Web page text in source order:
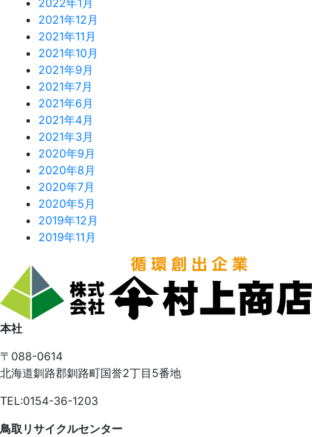
2022年1月
2021年12月
2021年11月
2021年10月
2021年9月
2021年7月
2021年6月
2021年4月
2021年3月
2020年9月
2020年8月
2020年7月
2020年5月
2019年12月
2019年11月
本社
〒088-0614
北海道釧路郡釧路町国誉2丁目5番地
TEL:0154-36-1203
鳥取リサイクルセンター